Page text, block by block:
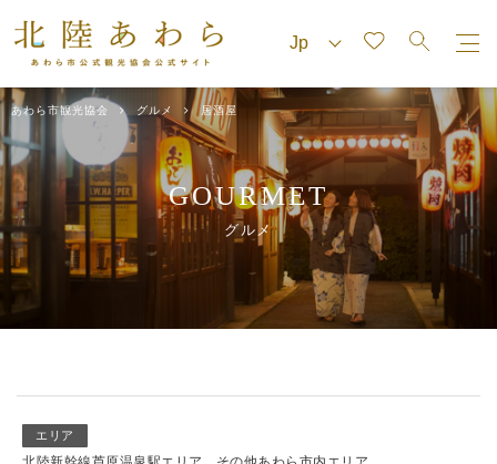
あわら市観光協会 グルメ 居酒屋
GOURMET
グルメ
エリア